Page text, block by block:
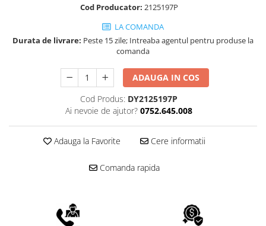
Surubelnite VDE KNIPEX
Surubelnite Electricieni
Biti Surubelnita
Extractoare suruburi uzate si
Dalti electricieni si punctatoare
Reinnsteig
Cod Producator: 2125197P
LA COMANDA
Durata de livrare: Peste 15 zile; Intreaba agentul pentru produse la
comanda
ADAUGA IN COS
Cod Produs: DY2125197P
Ai nevoie de ajutor? 0752.645.008
Adauga la Favorite Cere informatii
Comanda rapida